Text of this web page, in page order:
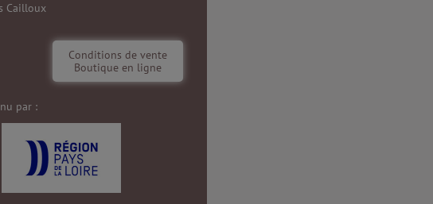
Cailloux
Conditions de vente
Boutique en ligne
par :